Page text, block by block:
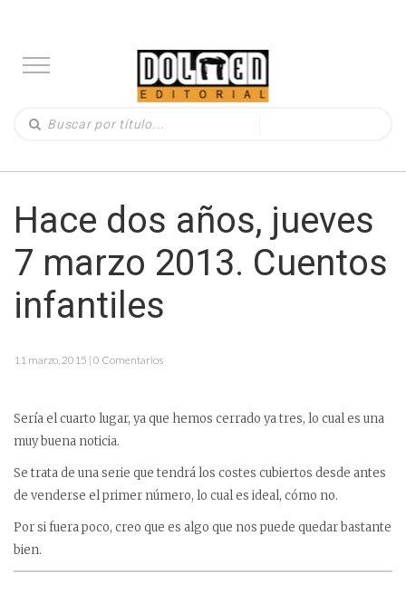
Hace dos años, jueves
7 marzo 2013. Cuentos
infantiles
11 marzo, 2015 | 0 Comentarios
Sería el cuarto lugar, ya que hemos cerrado ya tres, lo cual es una
muy buena noticia.
Se trata de una serie que tendrá los costes cubiertos desde antes
de venderse el primer número, lo cual es ideal, cómo no.
Por si fuera poco, creo que es algo que nos puede quedar bastante
bien.